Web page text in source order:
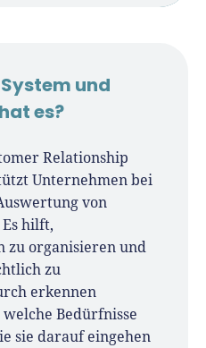
und
es?
Relationship
Unternehmen bei
von
hilft,
zu organisieren und
zu
erkennen
Bedürfnisse
sie darauf eingehen